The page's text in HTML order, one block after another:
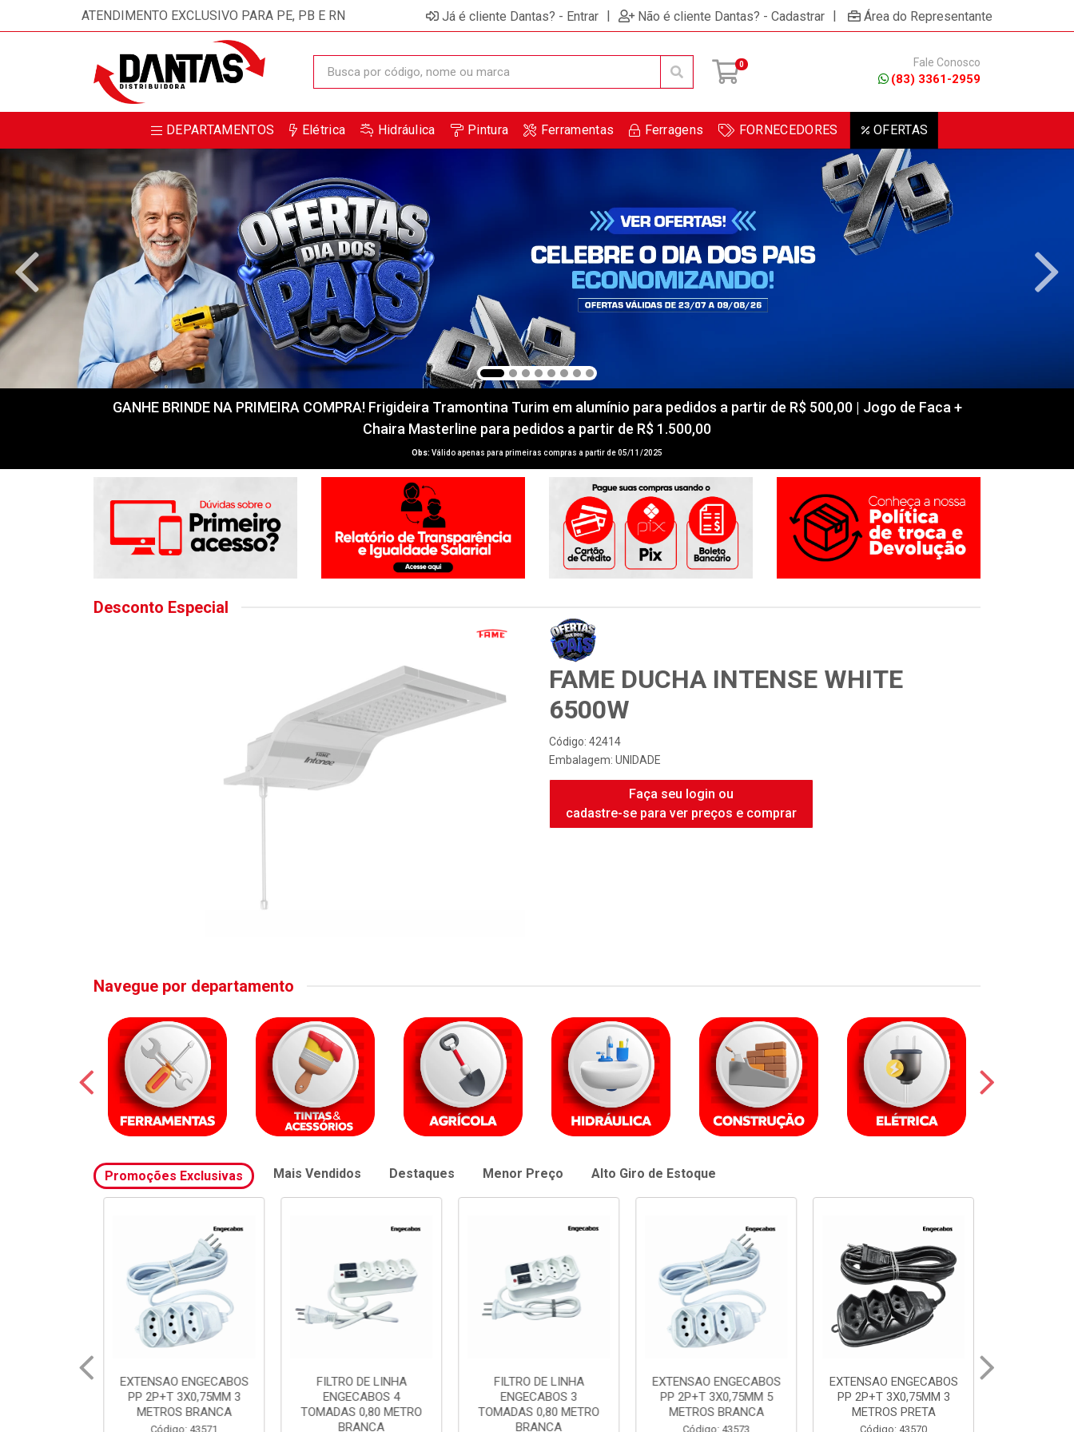
ATENDIMENTO EXCLUSIVO PARA PE, PB E RN Já é cliente Dantas? - Entrar | Não é cliente Dantas? - Cadastrar | Área do Representante
0 Fale Conosco
(83) 3361-2959
DEPARTAMENTOS Elétrica Hidráulica Pintura Ferramentas Ferragens FORNECEDORES OFERTAS
GANHE BRINDE NA PRIMEIRA COMPRA! Frigideira Tramontina Turim em alumínio para pedidos a partir de R$ 500,00 | Jogo de Faca +
Chaira Masterline para pedidos a partir de R$ 1.500,00
Obs: Válido apenas para primeiras compras a partir de 05/11/2025
Desconto Especial
FAME DUCHA INTENSE WHITE
6500W
Código: 42414
Embalagem: UNIDADE
Faça seu login ou
cadastre-se para ver preços e comprar
Navegue por departamento
Promoções Exclusivas Mais Vendidos Destaques Menor Preço Alto Giro de Estoque
EXTENSAO ENGECABOS
PP 2P+T 3X0,75MM 3
METROS BRANCA
Código: 43571
FILTRO DE LINHA
ENGECABOS 4
TOMADAS 0,80 METRO
BRANCA
FILTRO DE LINHA
ENGECABOS 3
TOMADAS 0,80 METRO
BRANCA
EXTENSAO ENGECABOS
PP 2P+T 3X0,75MM 5
METROS BRANCA
Código: 43573
EXTENSAO ENGECABOS
PP 2P+T 3X0,75MM 3
METROS PRETA
Código: 43570